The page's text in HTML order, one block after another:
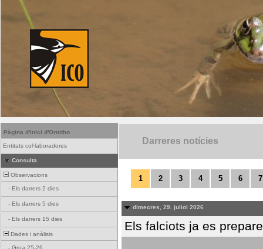
Pàgina d'inici d'Ornitho
Entitats col·laboradores
Consulta
Observacions
- Els darrers 2 dies
- Els darrers 5 dies
- Els darrers 15 dies
Dades i anàlisis
- Grua 25-26
Darreres notícies
1 2 3 4 5 6 7
dimecres, 29. juliol 2026
Els falciots ja es